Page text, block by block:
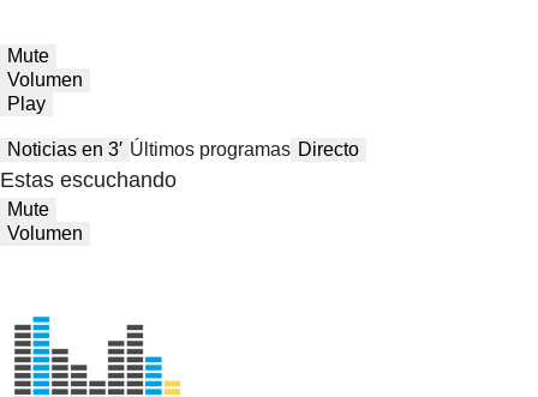
Mute
Volumen
Play
Noticias en 3′ Últimos programas Directo
Estas escuchando
Mute
Volumen